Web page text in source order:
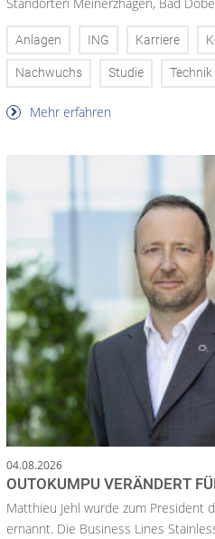
Anlagen ING Karriere
Nachwuchs Studie Technik
Mehr erfahren
04.08.2026
OUTOKUMPU VERÄNDERT
Matthieu Jehl wurde zum President
ernannt. Die Business Lines